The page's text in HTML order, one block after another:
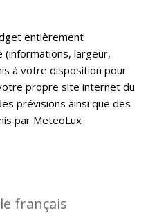
entièrement
(informations, largeur,
à votre disposition pour
propre site internet du
prévisions ainsi que des
par MeteoLux
français